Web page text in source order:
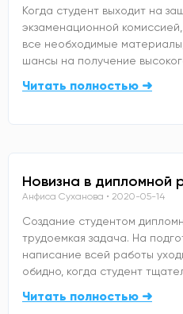
Когда студент выходит на
экзаменационной
все необходимые
шансы на получение
Читать полностью ➜
Новизна в дипломной
Анфиса Суханова 2020-05-14
Создание студентом
трудоемкая задача. На
написание всей работы
обидно, когда студент
Читать полностью ➜